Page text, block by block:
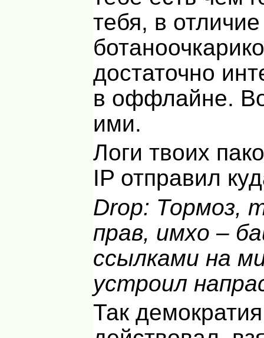
тебя, в
достаточно
в оффлайне.
ими.
Логи твоих
IP отправил
Drop: Тормоз,
прав, имхо –
ссылками на
устроил
Так